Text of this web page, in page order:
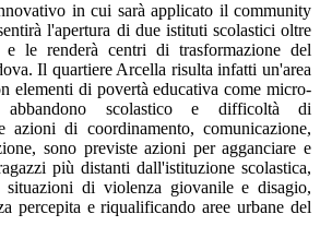
in cui sarà applicato il community
l'apertura di due istituti scolastici oltre
le renderà centri di trasformazione del
Il quartiere Arcella risulta infatti un'area
elementi di povertà educativa come micro-
abbandono scolastico e difficoltà di
azioni di coordinamento, comunicazione,
sono previste azioni per agganciare e
più distanti dall'istituzione scolastica,
situazioni di violenza giovanile e disagio,
percepita e riqualificando aree urbane del